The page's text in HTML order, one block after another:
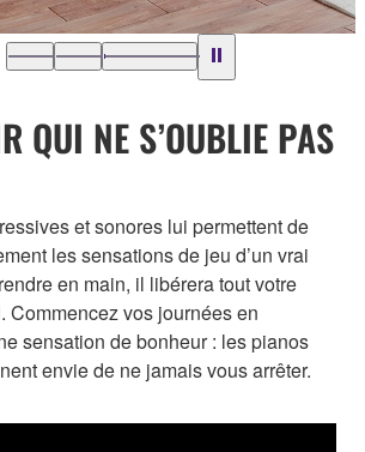
QUI NE S’OUBLIE PAS
et sonores lui permettent de
les sensations de jeu d’un vrai
en main, il libérera tout votre
Commencez vos journées en
sensation de bonheur : les pianos
envie de ne jamais vous arrêter.